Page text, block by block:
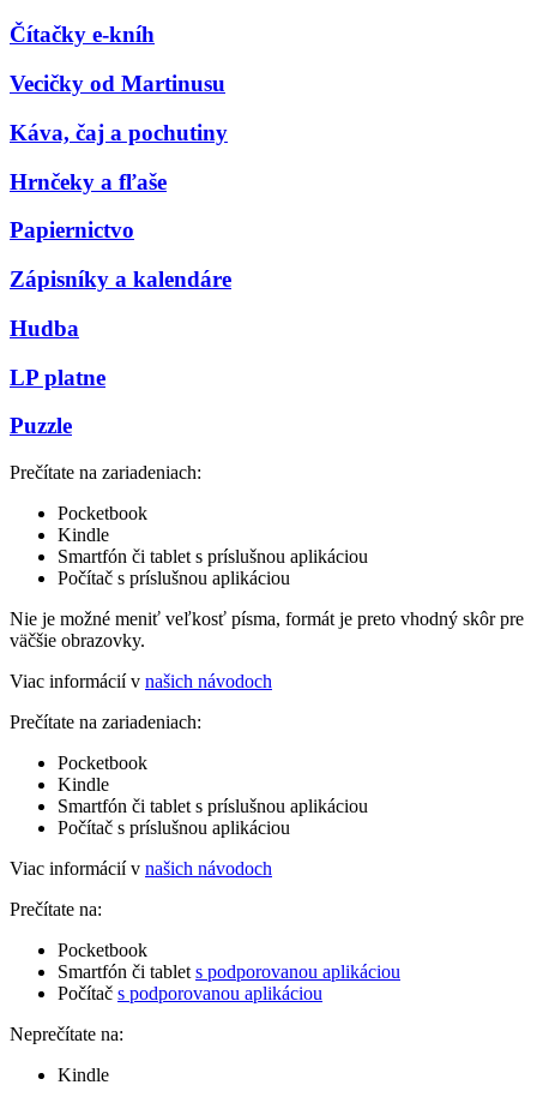
Čítačky e-kníh
Vecičky od Martinusu
Káva, čaj a pochutiny
Hrnčeky a fľaše
Papiernictvo
Zápisníky a kalendáre
Hudba
LP platne
Puzzle
Prečítate na zariadeniach:
Pocketbook
Kindle
Smartfón či tablet s príslušnou aplikáciou
Počítač s príslušnou aplikáciou
Nie je možné meniť veľkosť písma, formát je preto vhodný skôr pre
väčšie obrazovky.
Viac informácií v našich návodoch
Prečítate na zariadeniach:
Pocketbook
Kindle
Smartfón či tablet s príslušnou aplikáciou
Počítač s príslušnou aplikáciou
Viac informácií v našich návodoch
Prečítate na:
Pocketbook
Smartfón či tablet s podporovanou aplikáciou
Počítač s podporovanou aplikáciou
Neprečítate na:
Kindle